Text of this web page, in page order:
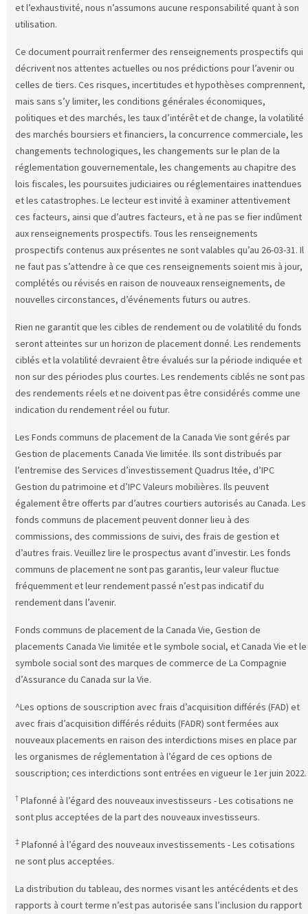
et l’exhaustivité, nous n’assumons aucune responsabilité quant à son
utilisation.
Ce document pourrait renfermer des renseignements prospectifs qui
décrivent nos attentes actuelles ou nos prédictions pour l’avenir ou
celles de tiers. Ces risques, incertitudes et hypothèses comprennent,
mais sans s’y limiter, les conditions générales économiques,
politiques et des marchés, les taux d’intérêt et de change, la volatilité
des marchés boursiers et financiers, la concurrence commerciale, les
changements technologiques, les changements sur le plan de la
réglementation gouvernementale, les changements au chapitre des
lois fiscales, les poursuites judiciaires ou réglementaires inattendues
et les catastrophes. Le lecteur est invité à examiner attentivement
ces facteurs, ainsi que d’autres facteurs, et à ne pas se fier indûment
aux renseignements prospectifs. Tous les renseignements
prospectifs contenus aux présentes ne sont valables qu’au 26-03-31. Il
ne faut pas s’attendre à ce que ces renseignements soient mis à jour,
complétés ou révisés en raison de nouveaux renseignements, de
nouvelles circonstances, d’événements futurs ou autres.
Rien ne garantit que les cibles de rendement ou de volatilité du fonds
seront atteintes sur un horizon de placement donné. Les rendements
ciblés et la volatilité devraient être évalués sur la période indiquée et
non sur des périodes plus courtes. Les rendements ciblés ne sont pas
des rendements réels et ne doivent pas être considérés comme une
indication du rendement réel ou futur.
Les Fonds communs de placement de la Canada Vie sont gérés par
Gestion de placements Canada Vie limitée. Ils sont distribués par
l’entremise des Services d’investissement Quadrus ltée, d’IPC
Gestion du patrimoine et d’IPC Valeurs mobilières. Ils peuvent
également être offerts par d’autres courtiers autorisés au Canada. Les
fonds communs de placement peuvent donner lieu à des
commissions, des commissions de suivi, des frais de gestion et
d’autres frais. Veuillez lire le prospectus avant d’investir. Les fonds
communs de placement ne sont pas garantis, leur valeur fluctue
fréquemment et leur rendement passé n’est pas indicatif du
rendement dans l’avenir.
Fonds communs de placement de la Canada Vie, Gestion de
placements Canada Vie limitée et le symbole social, et Canada Vie et le
symbole social sont des marques de commerce de La Compagnie
d’Assurance du Canada sur la Vie.
^Les options de souscription avec frais d’acquisition différés (FAD) et
avec frais d’acquisition différés réduits (FADR) sont fermées aux
nouveaux placements en raison des interdictions mises en place par
les organismes de réglementation à l’égard de ces options de
souscription; ces interdictions sont entrées en vigueur le 1er juin 2022.
† Plafonné à l’égard des nouveaux investisseurs - Les cotisations ne
sont plus acceptées de la part des nouveaux investisseurs.
‡ Plafonné à l’égard des nouveaux investissements - Les cotisations
ne sont plus acceptées.
La distribution du tableau, des normes visant les antécédents et des
rapports à court terme n’est pas autorisée sans l’inclusion du rapport